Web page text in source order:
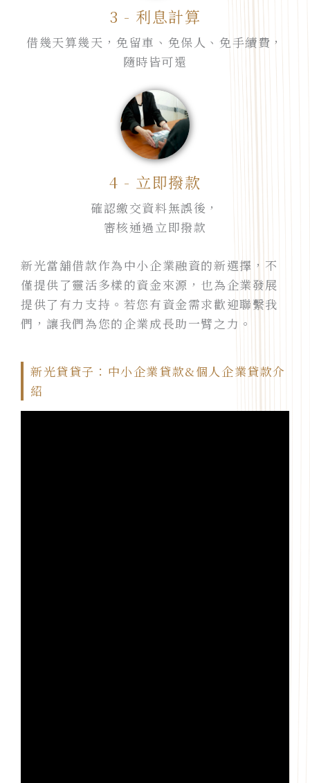
3 - 利息計算
借幾天算幾天，免留車、免保人、免手續費，
隨時皆可還
4 - 立即撥款
確認繳交資料無誤後，
審核通過立即撥款
新光當舖借款作為中小企業融資的新選擇，不
僅提供了靈活多樣的資金來源，也為企業發展
提供了有力支持。若您有資金需求歡迎聯繫我
們，讓我們為您的企業成長助一臂之力。
新光貸貸子：中小企業貸款&個人企業貸款介
紹